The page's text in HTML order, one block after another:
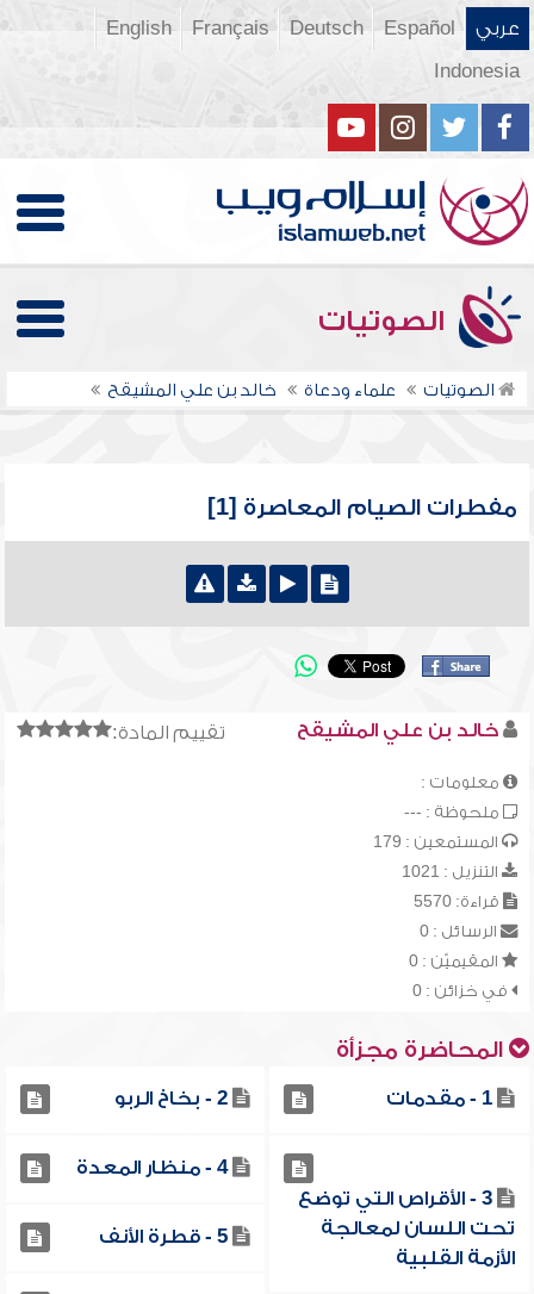
عربي Español
Deutsch
Français
English
Indonesia
الصوتيات
الصوتيات علماء ودعاة خالد بن علي المشيقح
مفطرات الصيام المعاصرة [1]
تقييم المادة: خالد بن علي المشيقح
معلومات :
ملحوظة : ---
المستمعين : 179
التنزيل : 1021
قراءة: 5570
الرسائل : 0
المقيميّن : 0
في خزائن : 0
المحاضرة مجزأة
1 - مقدمات 2 - بخاخ الربو
3 - الأقراص التي توضع
تحت اللسان لمعالجة
الأزمة القلبية
4 - منظار المعدة
5 - قطرة الأنف